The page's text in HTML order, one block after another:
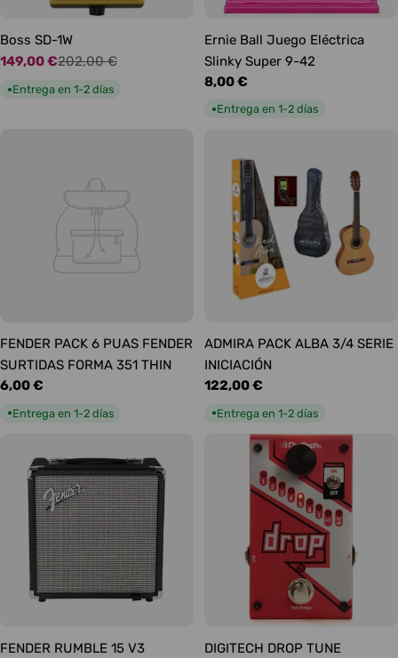
Boss SD-1W
Precio
de
149,00 €
Precio
habitual
202,00 €
●Entrega en 1-2 días
Ernie Ball Juego Eléctrica
Slinky Super 9-42
Precio
habitual
8,00 €
●Entrega en 1-2 días
FENDER PACK 6 PUAS FENDER
SURTIDAS FORMA 351 THIN
Precio
6,00 €
●Entrega en 1-2 días
ADMIRA PACK ALBA 3/4 SERIE
INICIACIÓN
Precio
122,00 €
●Entrega en 1-2 días
FENDER RUMBLE 15 V3
DIGITECH DROP TUNE